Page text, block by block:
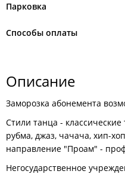
Парковка
Способы оплаты
Описание
Заморозка абонемента
Стили танца -
рубма, джаз, чачача, хип-
направление "Проам" -
​Негосударственное